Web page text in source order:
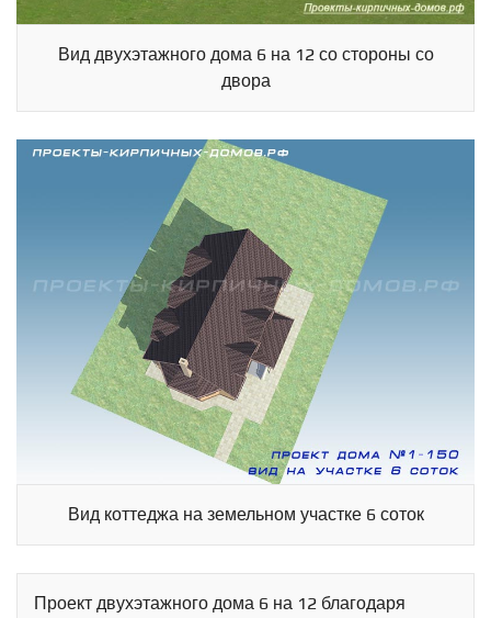
Вид двухэтажного дома 6 на 12 со стороны со
двора
Вид коттеджа на земельном участке 6 соток
Проект двухэтажного дома 6 на 12 благодаря